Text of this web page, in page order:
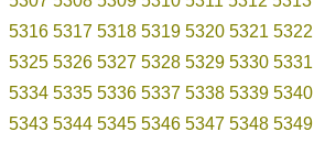
5316 5317 5318 5319 5320 5321 5322
5325 5326 5327 5328 5329 5330 5331
5334 5335 5336 5337 5338 5339 5340
5343 5344 5345 5346 5347 5348 5349